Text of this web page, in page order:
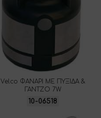
Velco ΦΑΝΑΡΙ ΜΕ ΠΥΞΙΔΑ &
ΓΑΝΤΖΟ 7W
10-06518